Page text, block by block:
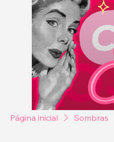
Página inicial Sombras